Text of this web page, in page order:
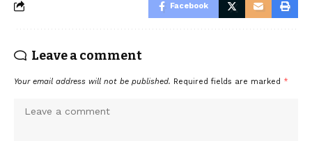
Facebook
Leave a comment
Your email address will not be published. Required fields are marked *